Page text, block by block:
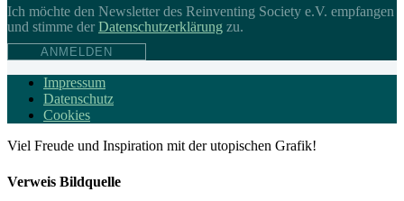
Ich möchte den Newsletter des Reinventing Society e.V. empfangen
und stimme derDaten­schutz­erklärung zu.
ANMELDEN
Impressum
Datenschutz
Cookies
Viel Freude und Inspiration mit der utopischen Grafik!
Verweis Bildquelle